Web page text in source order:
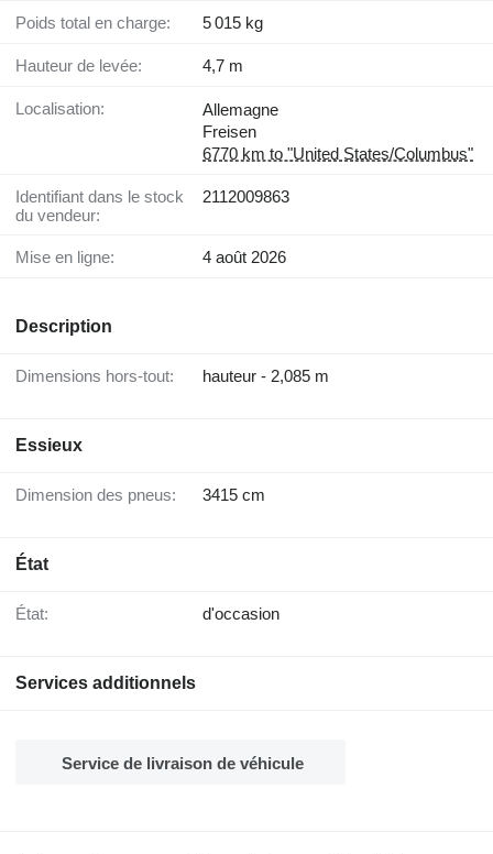
Poids total en charge: 5 015 kg
Hauteur de levée: 4,7 m
Localisation:
Allemagne
Freisen
6770 km to "United States/Columbus"
Identifiant dans le stock
du vendeur:
2112009863
Mise en ligne: 4 août 2026
Description
Dimensions hors-tout: hauteur - 2,085 m
Essieux
Dimension des pneus: 3415 cm
État
État: d'occasion
Services additionnels
Service de livraison de véhicule